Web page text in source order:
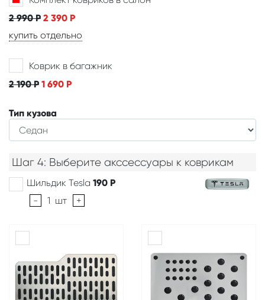
2 990Р 2 390 Р
купить отдельно
Коврик в багажник
2 190Р 1 690 Р
Тип кузова
Шаг 4: Выберите акссессуары к коврикам
Шильдик Tesla 190 Р
-
1 шт +